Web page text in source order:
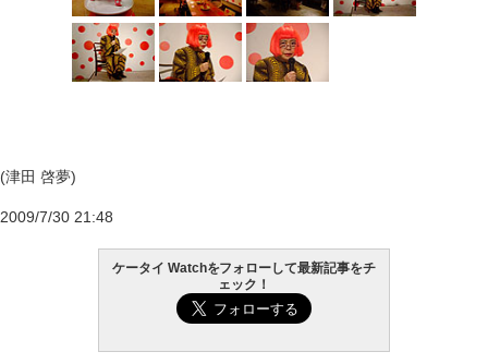
(津田 啓夢)
2009/7/30 21:48
ケータイ Watchをフォローして最新記事をチ
ェック！